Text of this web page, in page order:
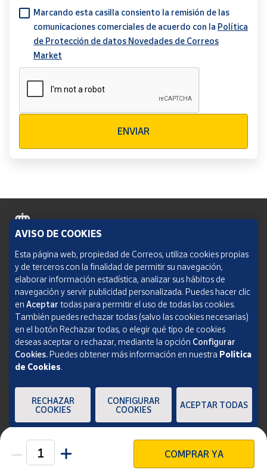
Unidades COMPRAR YA
Marcando esta casilla consiento la remisión de las
comunicaciones comerciales de acuerdo con la Política
de Protección de datos Novedades de Correos
Market
ENVIAR
Política de cookies
Aviso legal
Condiciones del servicio
Política de Privacidad Web
Informe de transparencia
SOCIEDAD ESTATAL CORREOS Y TELÉGRAFOS, S.A., S.M.E. Todos los derechos
AVISO DE COOKIES
Esta página web, propiedad de Correos, utiliza cookies propias
y de terceros con la finalidad de permitir su navegación,
elaborar información estadística, analizar sus hábitos de
navegación y servir publicidad personalizada. Puedes hacer clic
en Aceptar todas para permitir el uso de todas las cookies.
También puedes rechazar todas (salvo las cookies necesarias)
en el botón Rechazar todas, o elegir qué tipo de cookies
deseas aceptar o rechazar, mediante la opción Configurar
Cookies.Puedes obtener más información en nuestra Política
de Cookies.
RECHAZAR
COOKIES
CONFIGURAR
COOKIES
ACEPTAR TODAS